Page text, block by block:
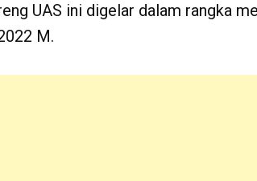
UAS ini digelar dalam rangka
M.